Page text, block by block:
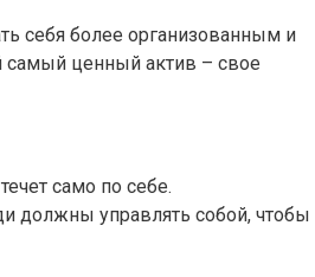
себя более организованным и
самый ценный актив – свое
само по себе.
должны управлять собой, чтобы